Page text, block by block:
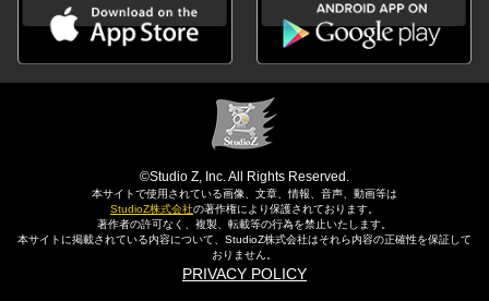
©Studio Z, Inc. All Rights Reserved.
本サイトで使用されている画像、文章、情報、音声、動画等は
StudioZ株式会社の著作権により保護されております。
著作者の許可なく、複製、転載等の行為を禁止いたします。
本サイトに掲載されている内容について、StudioZ株式会社はそれら内容の正確性を保証して
おりません。
PRIVACY POLICY